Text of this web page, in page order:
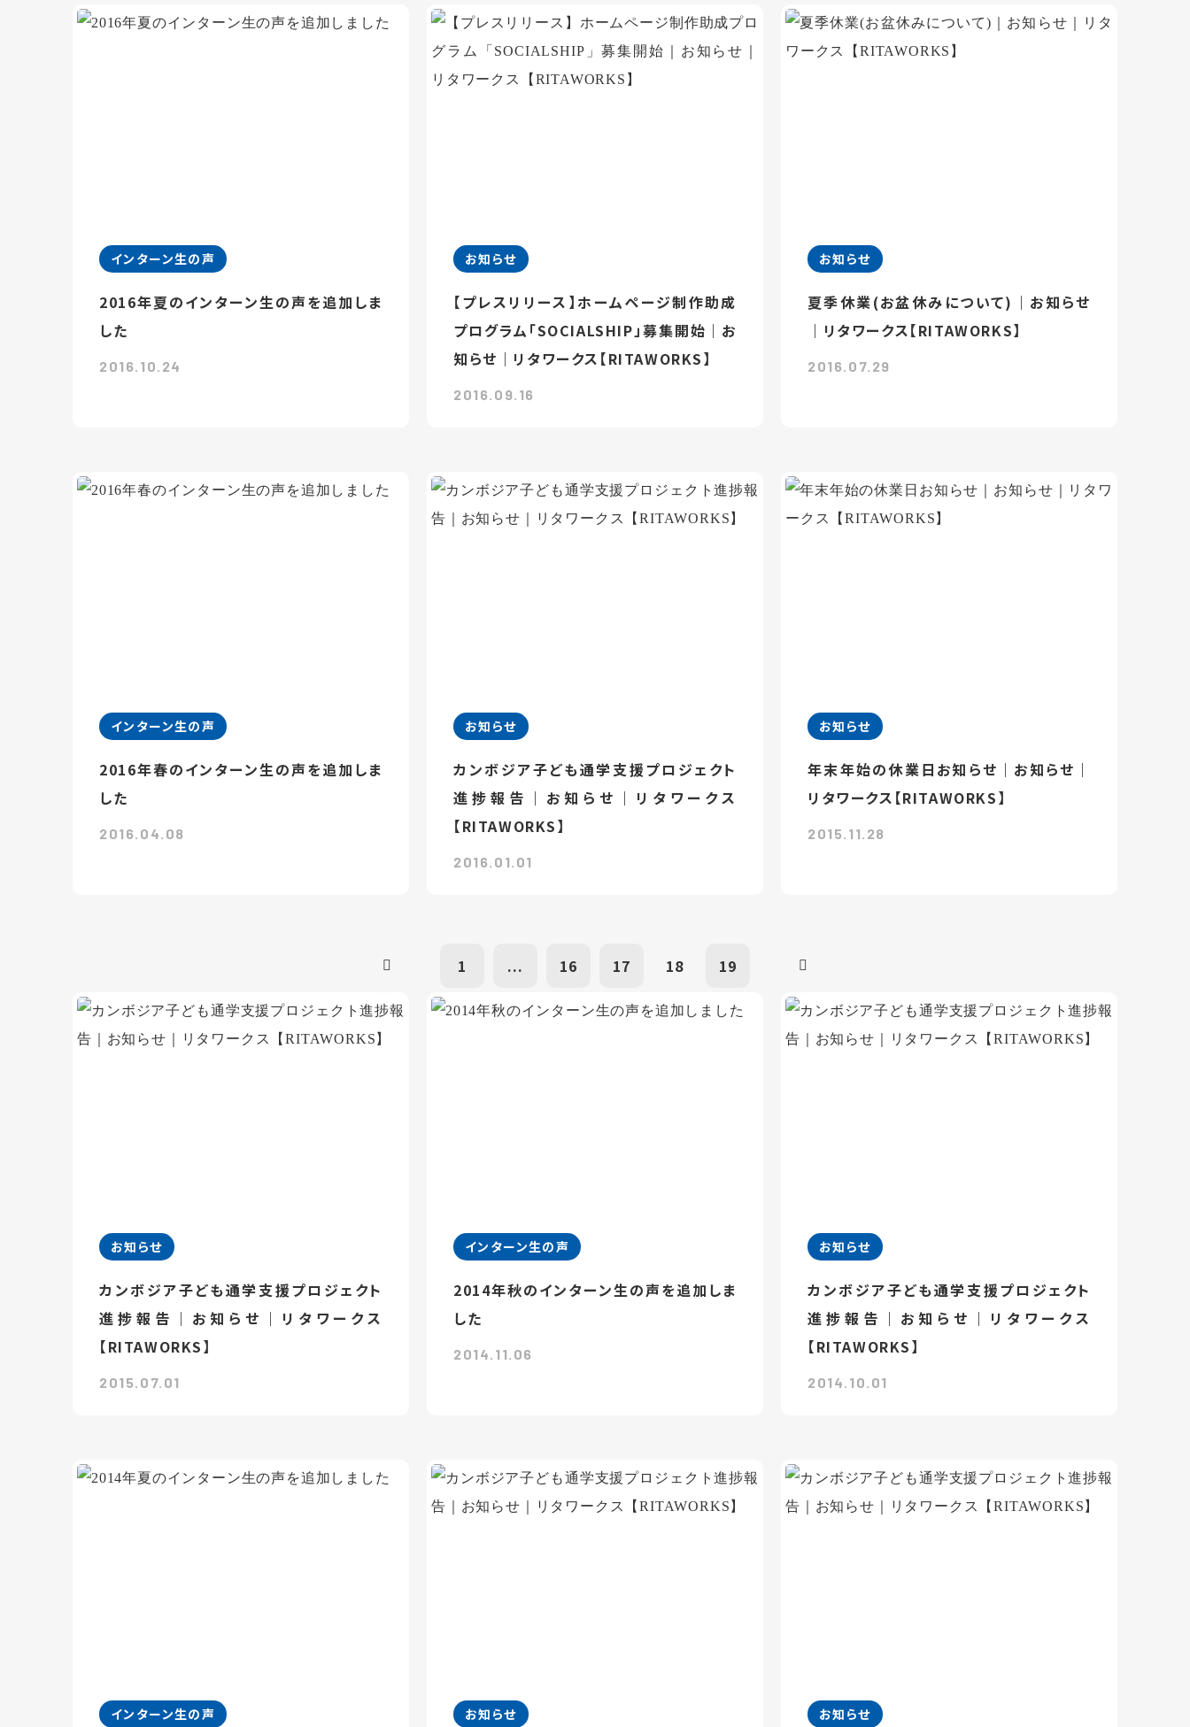
インターン生の声
2016年夏のインターン生の声を追加しま
した
2016.10.24
お知らせ
【プレスリリース】ホームページ制作助成
プログラム「SOCIALSHIP」募集開始｜お
知らせ｜リタワークス【RITAWORKS】
2016.09.16
お知らせ
夏季休業(お盆休みについて)｜お知らせ
｜リタワークス【RITAWORKS】
2016.07.29
インターン生の声
2016年春のインターン生の声を追加しま
した
2016.04.08
お知らせ
カンボジア子ども通学支援プロジェクト
進捗報告｜お知らせ｜リタワークス
【RITAWORKS】
2016.01.01
お知らせ
年末年始の休業日お知らせ｜お知らせ｜
リタワークス【RITAWORKS】
2015.11.28
1 ... 16 17 18 19
お知らせ
カンボジア子ども通学支援プロジェクト
進捗報告｜お知らせ｜リタワークス
【RITAWORKS】
2015.07.01
インターン生の声
2014年秋のインターン生の声を追加しま
した
2014.11.06
お知らせ
カンボジア子ども通学支援プロジェクト
進捗報告｜お知らせ｜リタワークス
【RITAWORKS】
2014.10.01
インターン生の声 お知らせ お知らせ